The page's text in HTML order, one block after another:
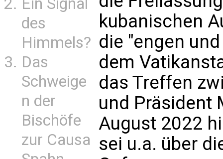
Ein Signal
des
Himmels?
Das
Schweige
n der
Bischöfe
zur Causa
kubanischen
die "engen
dem
das Treffen
und Präsident
August 2022
sei u.a. über